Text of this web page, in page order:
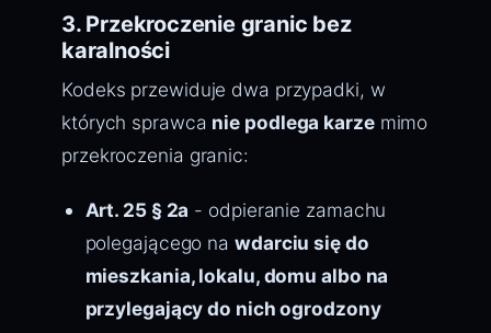
3. Przekroczenie granic bez
karalności
Kodeks przewiduje dwa przypadki, w
których sprawca nie podlega karzemimo
przekroczenia granic:
Art. 25 § 2a - odpieranie zamachu
polegającego na wdarciu się do
mieszkania, lokalu, domu albo na
przylegający do nich ogrodzony